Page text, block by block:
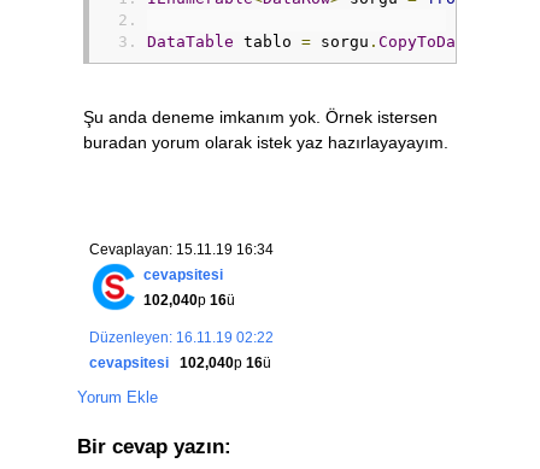
DataTable tablo = sorgu . CopyToDataTable
Şu anda deneme imkanım yok. Örnek istersen
buradan yorum olarak istek yaz hazırlayayayım.
Cevaplayan: 15.11.19 16:34
cevapsitesi
102,040p 16ü
Düzenleyen: 16.11.19 02:22
cevapsitesi
102,040p 16ü
Yorum Ekle
Bir cevap yazın: